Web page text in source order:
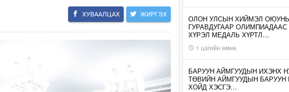
ХУВААЛЦАХ ЖИРГЭХ
ОЛОН УЛСЫН ХИЙМЭЛ
ГУРАВДУГААР
ХҮРЭЛ МЕДАЛЬ ХҮРТЛ…
1 цагийн өмнө
БАРУУН АЙМГУУДЫН ИХЭНХ
ТӨВИЙН АЙМГУУДЫН БАРУУН
ХОЙД ХЭСГЭ…